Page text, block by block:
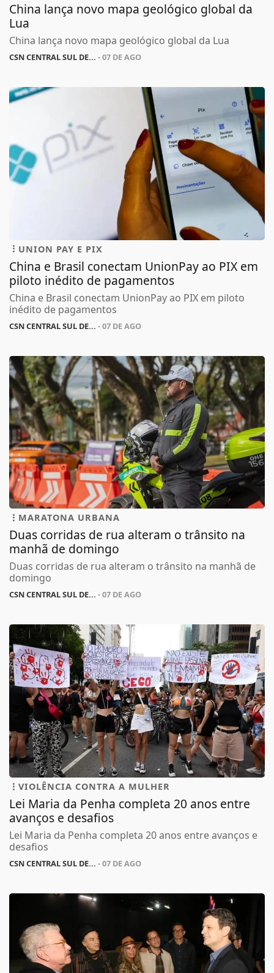
China lança novo mapa geológico global da
Lua
China lança novo mapa geológico global da Lua
CSN CENTRAL SUL DE... - 07 DE AGO
UNION PAY E PIX
China e Brasil conectam UnionPay ao PIX em
piloto inédito de pagamentos
China e Brasil conectam UnionPay ao PIX em piloto
inédito de pagamentos
CSN CENTRAL SUL DE... - 07 DE AGO
MARATONA URBANA
Duas corridas de rua alteram o trânsito na
manhã de domingo
Duas corridas de rua alteram o trânsito na manhã de
domingo
CSN CENTRAL SUL DE... - 07 DE AGO
VIOLÊNCIA CONTRA A MULHER
Lei Maria da Penha completa 20 anos entre
avanços e desafios
Lei Maria da Penha completa 20 anos entre avanços e
desafios
CSN CENTRAL SUL DE... - 07 DE AGO